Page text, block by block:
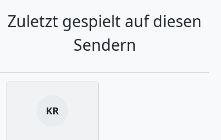
Zuletzt gespielt auf diesen
Sendern
KR